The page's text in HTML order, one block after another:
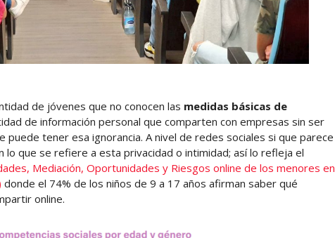
de jóvenes que no conocen las medidas básicas de
de información personal que comparten con empresas sin ser
puede tener esa ignorancia. A nivel de redes sociales si que parece
lo que se refiere a esta privacidad o intimidad; así lo refleja el
Mediación, Oportunidades y Riesgos online de los menores en
donde el 74% de los niños de 9 a 17 años afirman saber qué
online.